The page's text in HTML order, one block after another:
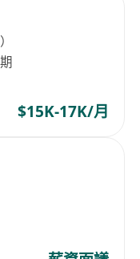
$15K-17K/月